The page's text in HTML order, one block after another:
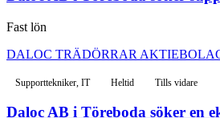
Fast lön
DALOC TRÄDÖRRAR
Supporttekniker, IT Heltid Tills vidare
Daloc AB i Töreboda söker en